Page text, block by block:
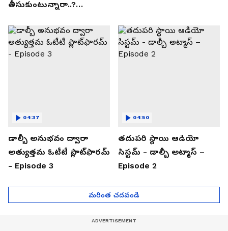
తీసుకుంటున్నారా..?
తెలుసుకోండి..!
డాల్బీ అనుభవం ద్వారా
అత్యుత్తమ ఓటీటీ ప్లాట్‌ఫారమ్
- Episode 3
04:37
తదుపరి స్థాయి ఆడియో
సిస్టమ్ - డాల్బీ అట్మాస్ –
Episode 2
04:50
మరింత చదవండి